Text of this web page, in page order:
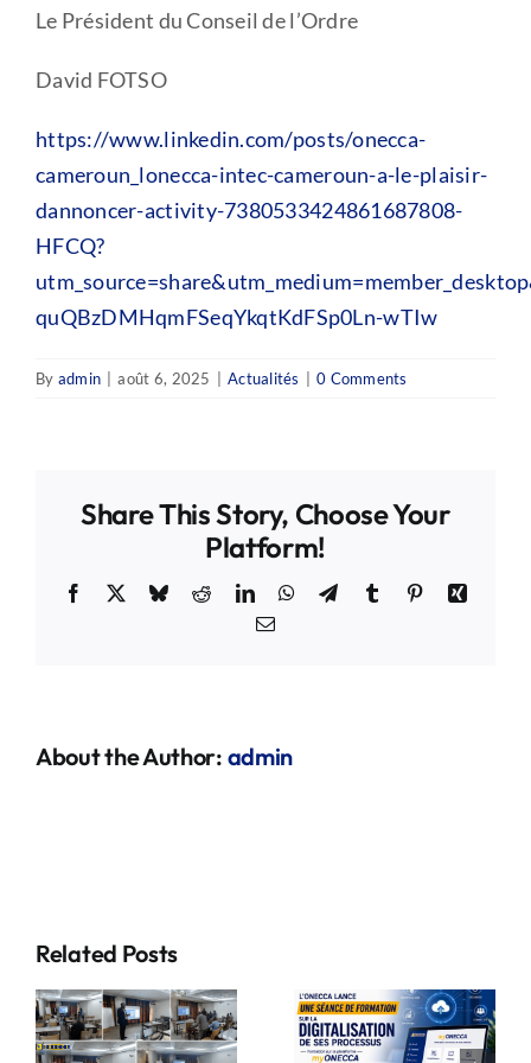
Le Président du Conseil de l’Ordre
David FOTSO
https://www.linkedin.com/posts/onecca-
cameroun_lonecca-intec-cameroun-a-le-plaisir-
dannoncer-activity-7380533424861687808-
HFCQ?
quQBzDMHqmFSeqYkqtKdFSp0Ln-wTIw
By admin août 6, 2025 Actualités 0 Comments
Share This Story, Choose Your
Platform!
Facebook BlueskyRedditLinkedInWhatsApp
TelegramTumblr PinterestXing
Email
About the Author: admin
Related Posts
myONECCA
DES